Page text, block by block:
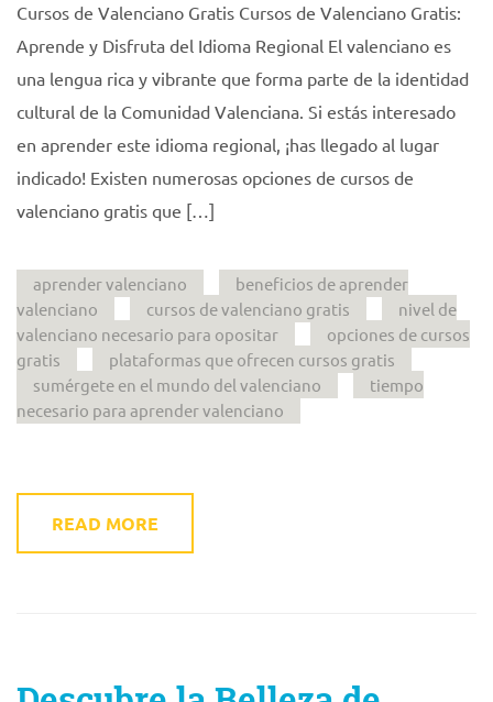
Cursos de Valenciano Gratis Cursos de Valenciano Gratis:
Aprende y Disfruta del Idioma Regional El valenciano es
una lengua rica y vibrante que forma parte de la identidad
cultural de la Comunidad Valenciana. Si estás interesado
en aprender este idioma regional, ¡has llegado al lugar
indicado! Existen numerosas opciones de cursos de
valenciano gratis que […]
aprender valenciano
beneficios de aprender
valenciano
cursos de valenciano gratis
nivel de
valenciano necesario para opositar
opciones de cursos
gratis
plataformas que ofrecen cursos gratis
sumérgete en el mundo del valenciano
tiempo
necesario para aprender valenciano
READ MORE